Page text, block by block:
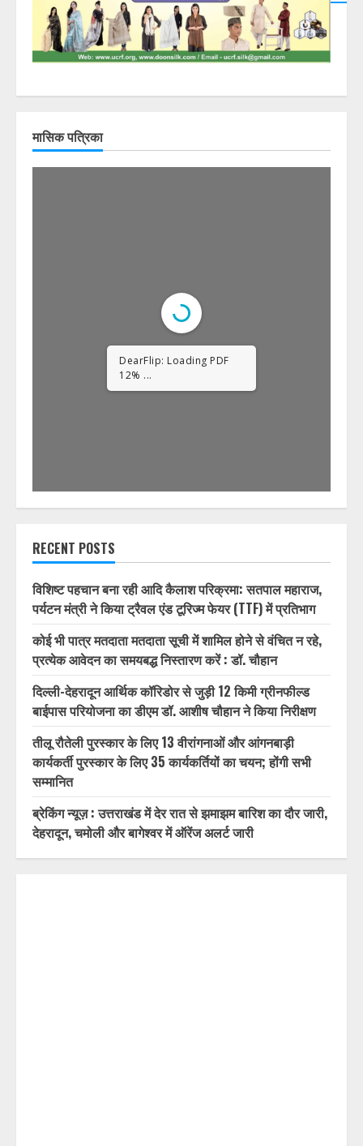
मासिक पत्रिका
DearFlip: Loading PDF
23% ...
RECENT POSTS
विशिष्ट पहचान बना रही आदि कैलाश परिक्रमा: सतपाल महाराज,
पर्यटन मंत्री ने किया ट्रैवल एंड टूरिज्म फेयर (TTF) में प्रतिभाग
कोई भी पात्र मतदाता मतदाता सूची में शामिल होने से वंचित न रहे,
प्रत्येक आवेदन का समयबद्ध निस्तारण करें : डॉ. चौहान
दिल्ली-देहरादून आर्थिक कॉरिडोर से जुड़ी 12 किमी ग्रीनफील्ड
बाईपास परियोजना का डीएम डॉ. आशीष चौहान ने किया निरीक्षण
तीलू रौतेली पुरस्कार के लिए 13 वीरांगनाओं और आंगनबाड़ी
कार्यकर्ती पुरस्कार के लिए 35 कार्यकर्तियों का चयन; होंगी सभी
सम्मानित
ब्रेकिंग न्यूज़ : उत्तराखंड में देर रात से झमाझम बारिश का दौर जारी,
देहरादून, चमोली और बागेश्वर में ऑरेंज अलर्ट जारी